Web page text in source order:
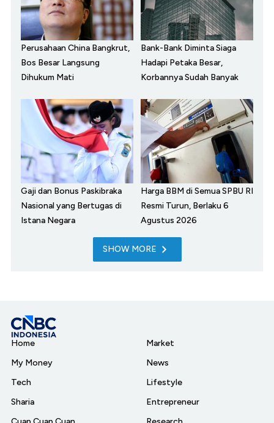
Perusahaan China Bangkrut,
Bos Besar Langsung
Dihukum Mati
Bank-Bank Diminta Siaga
Hadapi Petaka Besar,
Korbannya Sudah Banyak
Gaji dan Bonus Paskibraka
Nasional yang Bertugas di
Istana Negara
Harga BBM di Semua SPBU RI
Resmi Turun, Berlaku 6
Agustus 2026
SHOW MORE
Home
My Money
Tech
Sharia
Market
News
Lifestyle
Entrepreneur